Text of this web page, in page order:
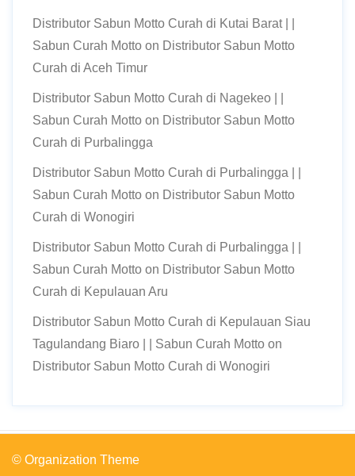
Distributor Sabun Motto Curah di Kutai Barat | |
Sabun Curah Motto on Distributor Sabun Motto
Curah di Aceh Timur
Distributor Sabun Motto Curah di Nagekeo | |
Sabun Curah Motto on Distributor Sabun Motto
Curah di Purbalingga
Distributor Sabun Motto Curah di Purbalingga | |
Sabun Curah Motto on Distributor Sabun Motto
Curah di Wonogiri
Distributor Sabun Motto Curah di Purbalingga | |
Sabun Curah Motto on Distributor Sabun Motto
Curah di Kepulauan Aru
Distributor Sabun Motto Curah di Kepulauan Siau
Tagulandang Biaro | | Sabun Curah Motto on
Distributor Sabun Motto Curah di Wonogiri
© Organization Theme